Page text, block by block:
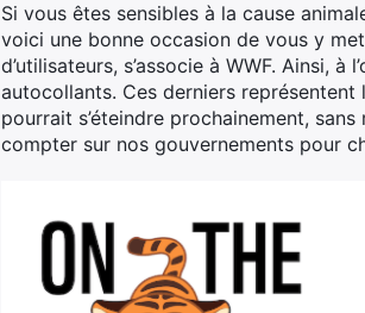
Si vous êtes sensibles à la cause
voici une bonne occasion de vous y
d’utilisateurs, s’associe à WWF. Ainsi,
autocollants. Ces derniers
pourrait s’éteindre prochainement,
compter sur nos gouvernements pour